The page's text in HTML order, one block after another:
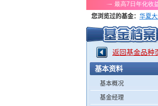
您浏览过的基金： 华夏
添富优势 华安宏利 上证
返回基金品种
基本资料
基本概况
基金经理